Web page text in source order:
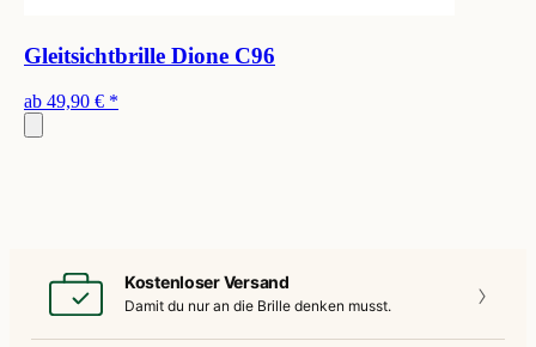
Gleitsichtbrille Dione C96
ab 49,90 € *
Kostenloser Versand
Damit du nur an die Brille denken musst.